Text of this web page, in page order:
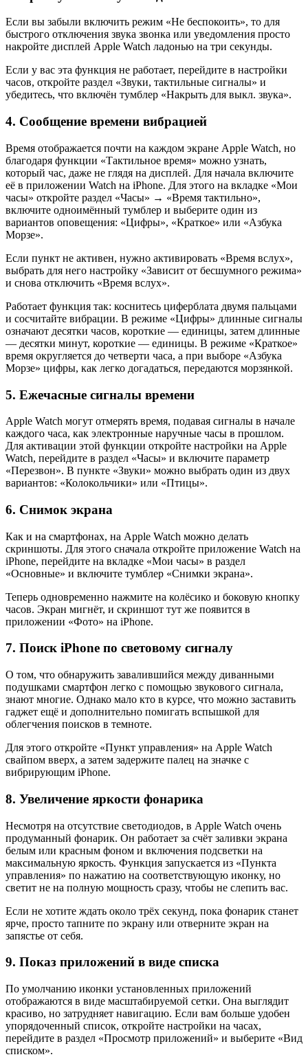
Если вы забыли включить режим «Не беспокоить», то для
быстрого отключения звука звонка или уведомления просто
накройте дисплей Apple Watch ладонью на три секунды.
Если у вас эта функция не работает, перейдите в настройки
часов, откройте раздел «Звуки, тактильные сигналы» и
убедитесь, что включён тумблер «Накрыть для выкл. звука».
4. Сообщение времени вибрацией
Время отображается почти на каждом экране Apple Watch, но
благодаря функции «Тактильное время» можно узнать,
который час, даже не глядя на дисплей. Для начала включите
её в приложении Watch на iPhone. Для этого на вкладке «Мои
часы» откройте раздел «Часы» → «Время тактильно»,
включите одноимённый тумблер и выберите один из
вариантов оповещения: «Цифры», «Краткое» или «Азбука
Морзе».
Если пункт не активен, нужно активировать «Время вслух»,
выбрать для него настройку «Зависит от бесшумного режима»
и снова отключить «Время вслух».
Работает функция так: коснитесь циферблата двумя пальцами
и сосчитайте вибрации. В режиме «Цифры» длинные сигналы
означают десятки часов, короткие — единицы, затем длинные
— десятки минут, короткие — единицы. В режиме «Краткое»
время округляется до четверти часа, а при выборе «Азбука
Морзе» цифры, как легко догадаться, передаются морзянкой.
5. Ежечасные сигналы времени
Apple Watch могут отмерять время, подавая сигналы в начале
каждого часа, как электронные наручные часы в прошлом.
Для активации этой функции откройте настройки на Apple
Watch, перейдите в раздел «Часы» и включите параметр
«Перезвон». В пункте «Звуки» можно выбрать один из двух
вариантов: «Колокольчики» или «Птицы».
6. Снимок экрана
Как и на смартфонах, на Apple Watch можно делать
скриншоты. Для этого сначала откройте приложение Watch на
iPhone, перейдите на вкладке «Мои часы» в раздел
«Основные» и включите тумблер «Снимки экрана».
Теперь одновременно нажмите на колёсико и боковую кнопку
часов. Экран мигнёт, и скриншот тут же появится в
приложении «Фото» на iPhone.
7. Поиск iPhone по световому сигналу
О том, что обнаружить завалившийся между диванными
подушками смартфон легко с помощью звукового сигнала,
знают многие. Однако мало кто в курсе, что можно заставить
гаджет ещё и дополнительно помигать вспышкой для
облегчения поисков в темноте.
Для этого откройте «Пункт управления» на Apple Watch
свайпом вверх, а затем задержите палец на значке с
вибрирующим iPhone.
8. Увеличение яркости фонарика
Несмотря на отсутствие светодиодов, в Apple Watch очень
продуманный фонарик. Он работает за счёт заливки экрана
белым или красным фоном и включения подсветки на
максимальную яркость. Функция запускается из «Пункта
управления» по нажатию на соответствующую иконку, но
светит не на полную мощность сразу, чтобы не слепить вас.
Если не хотите ждать около трёх секунд, пока фонарик станет
ярче, просто тапните по экрану или отверните экран на
запястье от себя.
9. Показ приложений в виде списка
По умолчанию иконки установленных приложений
отображаются в виде масштабируемой сетки. Она выглядит
красиво, но затрудняет навигацию. Если вам больше удобен
упорядоченный список, откройте настройки на часах,
перейдите в раздел «Просмотр приложений» и выберите «Вид
списком».